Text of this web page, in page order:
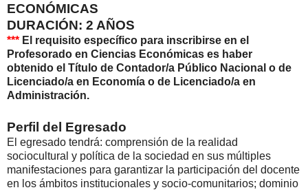
ECONÓMICAS
DURACIÓN: 2 AÑOS
*** El requisito específico para inscribirse en el
Profesorado en Ciencias Económicas es haber
obtenido el Título de Contador/a Público Nacional o de
Licenciado/a en Economía o de Licenciado/a en
Administración.
Perfil del Egresado
El egresado tendrá: comprensión de la realidad
sociocultural y política de la sociedad en sus múltiples
manifestaciones para garantizar la participación del docente
en los ámbitos institucionales y socio-comunitarios; dominio